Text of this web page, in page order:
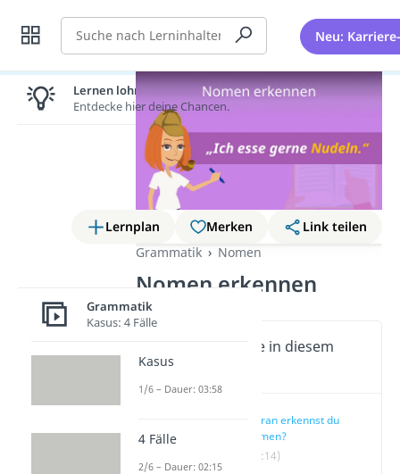
Suche Neu:
Lernplan Merken
Link teilen
Grammatik
Nomen
Nomen erkennen
Wichtige Inhalte in diesem
Video
Woran erkennst du
Nomen?
(00:14)
Lernen lohnt sich!
Entdecke hier deine Chancen.
Grammatik
Kasus: 4 Fälle
Kasus
1/6 – Dauer: 03:58
4 Fälle
2/6 – Dauer: 02:15